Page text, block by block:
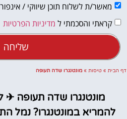
מאשר/ת לשלוח תוכן שיווקי /
קראתי והסכמתי ל מדיניות הפרטיות
שליחה
דף הבית » טיסות » מונטנגרו שדה תעופה
מונטנגרו שדה תעופה ✈
להמריא במונטנגרו? נמל